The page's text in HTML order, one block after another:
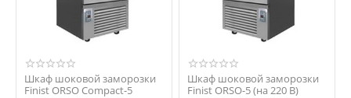
Шкаф шоковой заморозки
Finist ORSO Compact-5
Шкаф шоковой заморозки
Finist ORSO-5 (на 220 В)